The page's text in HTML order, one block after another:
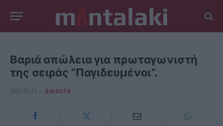
Βαριά απώλεια για πρωταγωνιστή
της σειράς “Παγιδευμένοι”.
2023-05-21 ΔΙΆΦΟΡΑ